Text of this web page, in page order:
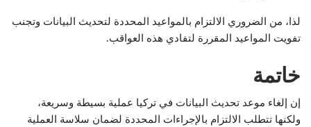
لذا، من الضروري الالتزام بالمواعيد المحددة لتحديث البيانات وتجنب
تفويت المواعيد المقررة لتفادي هذه العواقب.
خاتمة
إن إلغاء موعد تحديث البيانات في تركيا عملية بسيطة وسريعة،
ولكنها تتطلب الالتزام بالإجراءات المحددة لضمان سلاسة العملية